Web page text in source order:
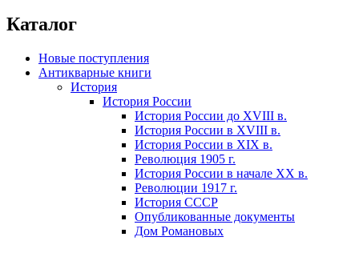
Каталог
Новые поступления
Антикварные книги
История
История России
История России до XVIII в.
История России в XVIII в.
История России в XIX в.
Революция 1905 г.
История России в начале XX в.
Революции 1917 г.
История СССР
Опубликованные документы
Дом Романовых